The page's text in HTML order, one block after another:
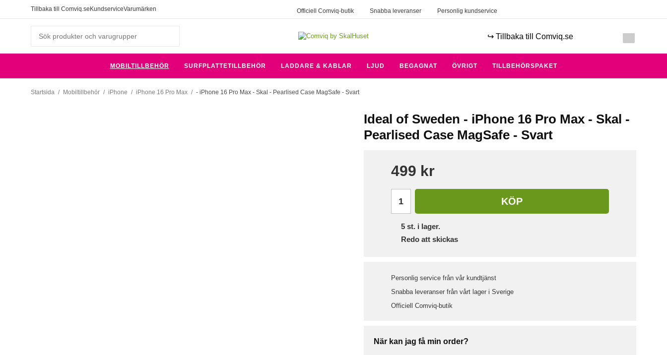
Tillbaka till Comviq.se KundserviceVarumärken Officiell Comviq-butik Snabba leveranser Personlig kundservice
↪️ Tillbaka till Comviq.se
MOBILTILLBEHÖR SURFPLATTETILLBEHÖR LADDARE & KABLAR LJUD BEGAGNAT ÖVRIGT TILLBEHÖRSPAKET
Startsida / Mobiltillbehör / iPhone / iPhone 16 Pro Max / - iPhone 16 Pro Max - Skal - Pearlised Case MagSafe - Svart
Ideal of Sweden - iPhone 16 Pro Max - Skal -
Pearlised Case MagSafe - Svart
499 kr
KÖP
5st. i lager.
Redo att skickas
Personlig service från vår kundtjänst
Snabba leveranser från vårt lager i Sverige
Officiell Comviq-butik
När kan jag få min order?